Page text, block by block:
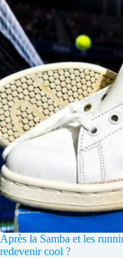
Après la Samba et les
redevenir cool ?